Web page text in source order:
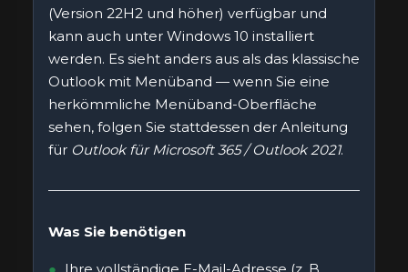
(Version 22H2 und höher) verfügbar und
kann auch unter Windows 10 installiert
werden. Es sieht anders aus als das klassische
Outlook mit Menüband — wenn Sie eine
herkömmliche Menüband-Oberfläche
sehen, folgen Sie stattdessen der Anleitung
für Outlook für Microsoft 365 / Outlook 2021.
Was Sie benötigen